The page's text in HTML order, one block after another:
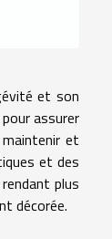
et son
assurer
et
et des
plus
décorée.